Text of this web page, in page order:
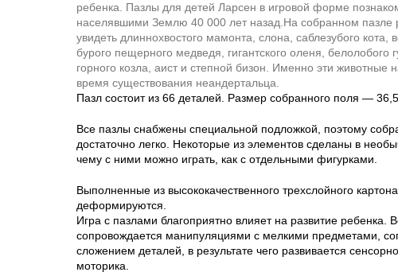
ребенка. Пазлы для детей Ларсен в игровой форме
населявшими Землю 40 000 лет назад.На собранном пазле
увидеть длиннохвостого мамонта, слона, саблезубого кота,
бурого пещерного медведя, гигантского оленя, белолобого
горного козла, аист и степной бизон. Именно эти животные
время существования неандертальца.
Пазл состоит из 66 деталей. Размер собранного поля —
Все пазлы снабжены специальной подложкой, поэтому
достаточно легко. Некоторые из элементов сделаны в
чему с ними можно играть, как с отдельными фигурками.
Выполненные из высококачественного трехслойного
деформируются.
Игра с пазлами благоприятно влияет на развитие ребенка.
сопровождается манипуляциями с мелкими предметами,
сложением деталей, в результате чего развивается
моторика.